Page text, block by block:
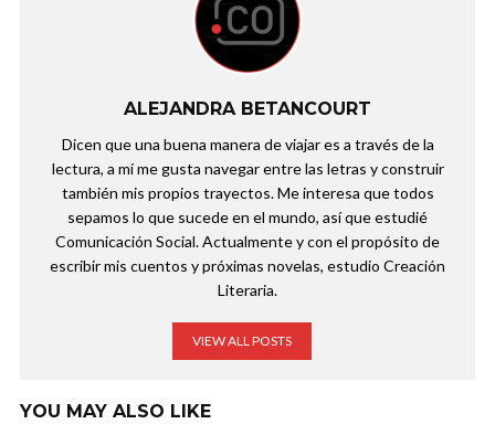
ALEJANDRA BETANCOURT
Dicen que una buena manera de viajar es a través de la
lectura, a mí me gusta navegar entre las letras y construir
también mis propios trayectos. Me interesa que todos
sepamos lo que sucede en el mundo, así que estudié
Comunicación Social. Actualmente y con el propósito de
escribir mis cuentos y próximas novelas, estudio Creación
Literaria.
VIEW ALL POSTS
YOU MAY ALSO LIKE